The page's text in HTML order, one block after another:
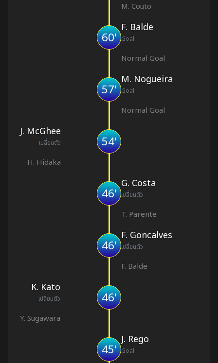
M. Couto
60'
F. Balde
Goal
Normal Goal
57'
M. Nogueira
Goal
Normal Goal
54'
J. McGhee
เปลี่ยนตัว
H. Hidaka
46'
G. Costa
เปลี่ยนตัว
T. Parente
46'
F. Goncalves
เปลี่ยนตัว
F. Balde
46'
K. Kato
เปลี่ยนตัว
Y. Sugawara
45'
J. Rego
Goal